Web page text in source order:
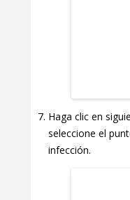
Haga clic en
seleccione el
infección.